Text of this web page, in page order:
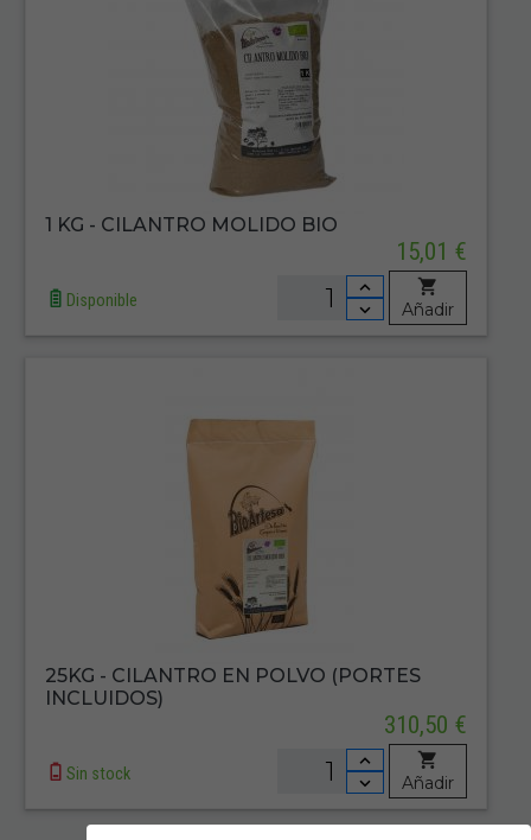
1 KG - CILANTRO MOLIDO BIO
15,01 €
Disponible Añadir
25KG - CILANTRO EN POLVO (PORTES
INCLUIDOS)
310,50 €
Sin stock Añadir